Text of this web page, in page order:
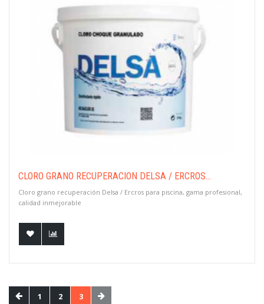
CLORO GRANO RECUPERACIÓN DELSA / ERCROS...
Cloro grano recuperación Delsa / Ercros para piscina, gama profesional,
calidad inmejorable
1 2 3